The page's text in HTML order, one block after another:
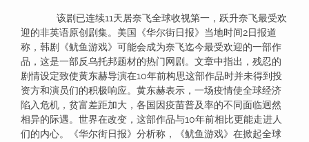
该剧已连续11天居奈飞全球收视第一，跃升奈飞最受欢
迎的非英语原创剧集。美国《华尔街日报》当地时间2日报道
称，韩剧《鱿鱼游戏》可能会成为奈飞迄今最受欢迎的一部作
品，这是一部反乌托邦题材的热门网剧。文章中指出，残忍的
剧情设定致使黄东赫导演在10年前构思这部作品时并未得到投
资方和演员们的积极响应。黄东赫表示，一场疫情使全球经济
陷入危机，贫富差距加大，各国因疫苗普及率的不同面临迥然
相异的际遇。世界在改变，这部作品与10年前相比更能走进人
们的内心。《华尔街日报》分析称，《鱿鱼游戏》在掀起全球